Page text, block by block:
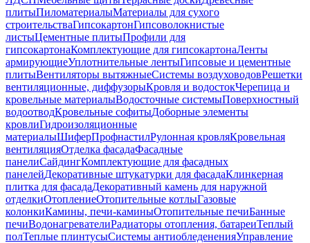
плитыПиломатериалыМатериалы для сухого
строительстваГипсокартонГипсоволокнистые
листыЦементные плитыПрофили для
гипсокартонаКомплектующие для гипсокартонаЛенты
армирующиеУплотнительные лентыГипсовые и цементные
плитыВентиляторы вытяжныеСистемы воздуховодовРешетки
вентиляционные, диффузорыКровля и водостокЧерепица и
кровельные материалыВодосточные системыПоверхностный
водоотводКровельные софитыДоборные элементы
кровлиГидроизоляционные
материалыШиферПрофнастилРулонная кровляКровельная
вентиляцияОтделка фасадаФасадные
панелиСайдингКомплектующие для фасадных
панелейДекоративные штукатурки для фасадаКлинкерная
плитка для фасадаДекоративный камень для наружной
отделкиОтоплениеОтопительные котлыГазовые
колонкиКамины, печи-каминыОтопительные печиБанные
печиВодонагревателиРадиаторы отопления, батареиТеплый
полТеплые плинтусыСистемы антиобледененияУправление